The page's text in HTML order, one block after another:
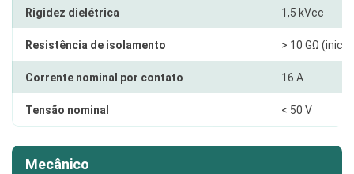
Rigidez dielétrica 1,5 kVcc
Resistência de isolamento > 10 GΩ
Corrente nominal por contato 16 A
Tensão nominal < 50 V
Mecânico